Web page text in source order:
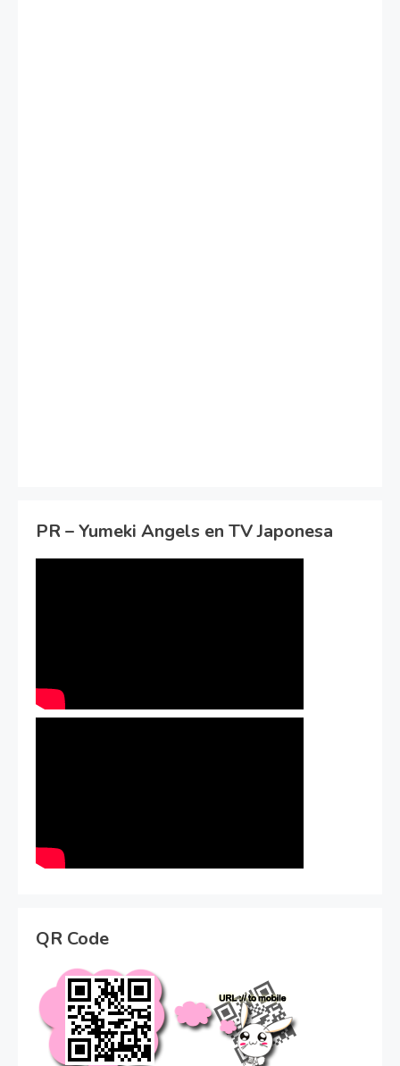
PR – Yumeki Angels en TV Japonesa
QR Code